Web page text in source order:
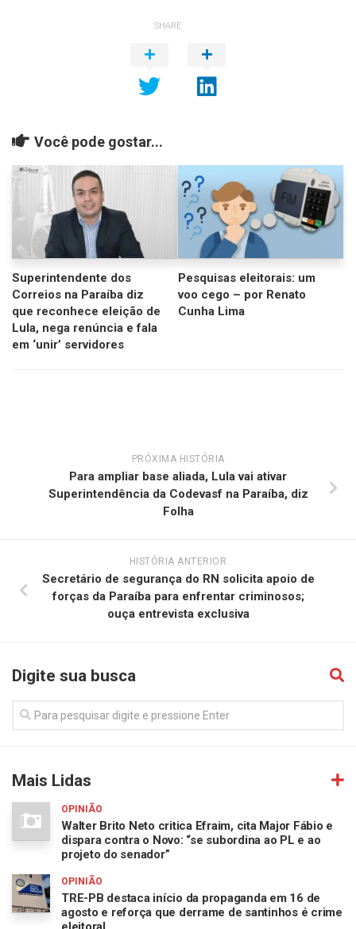
SHARE
Você pode gostar...
Superintendente dos
Correios na Paraíba diz
que reconhece eleição de
Lula, nega renúncia e fala
em ‘unir’ servidores
Pesquisas eleitorais: um
voo cego – por Renato
Cunha Lima
PRÓXIMA HISTÓRIA
Para ampliar base aliada, Lula vai ativar
Superintendência da Codevasf na Paraíba, diz
Folha
HISTÓRIA ANTERIOR
Secretário de segurança do RN solicita apoio de
forças da Paraíba para enfrentar criminosos;
ouça entrevista exclusiva
Digite sua busca
Mais Lidas
OPINIÃO
Walter Brito Neto critica Efraim, cita Major Fábio e
dispara contra o Novo: “se subordina ao PL e ao
projeto do senador”
OPINIÃO
TRE-PB destaca início da propaganda em 16 de
agosto e reforça que derrame de santinhos é crime